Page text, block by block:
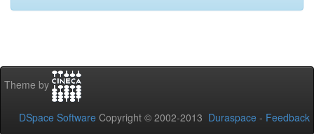
Theme by
DSpace Software Copyright © 2002-2013 Duraspace - Feedback